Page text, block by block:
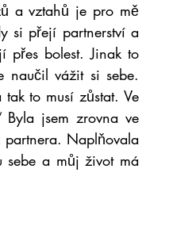
a vztahů je pro mě
si přejí partnerství a
přes bolest. Jinak to
naučil vážit si sebe.
to musí zůstat. Ve
jsem zrovna ve
partnera. Naplňovala
sebe a můj život má